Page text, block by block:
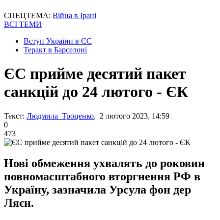
СПЕЦТЕМА: Війна в Ірані
ВСІ ТЕМИ
Вступ України в ЄС
Теракт в Барселоні
ЄС прийме десятий пакет
санкцій до 24 лютого - ЄК
Текст: Людмила Троценко, 2 лютого 2023, 14:59
0
473
Нові обмеження ухвалять до роковин
повномасштабного вторгнення РФ в
Україну, зазначила Урсула фон дер
Ляєн.